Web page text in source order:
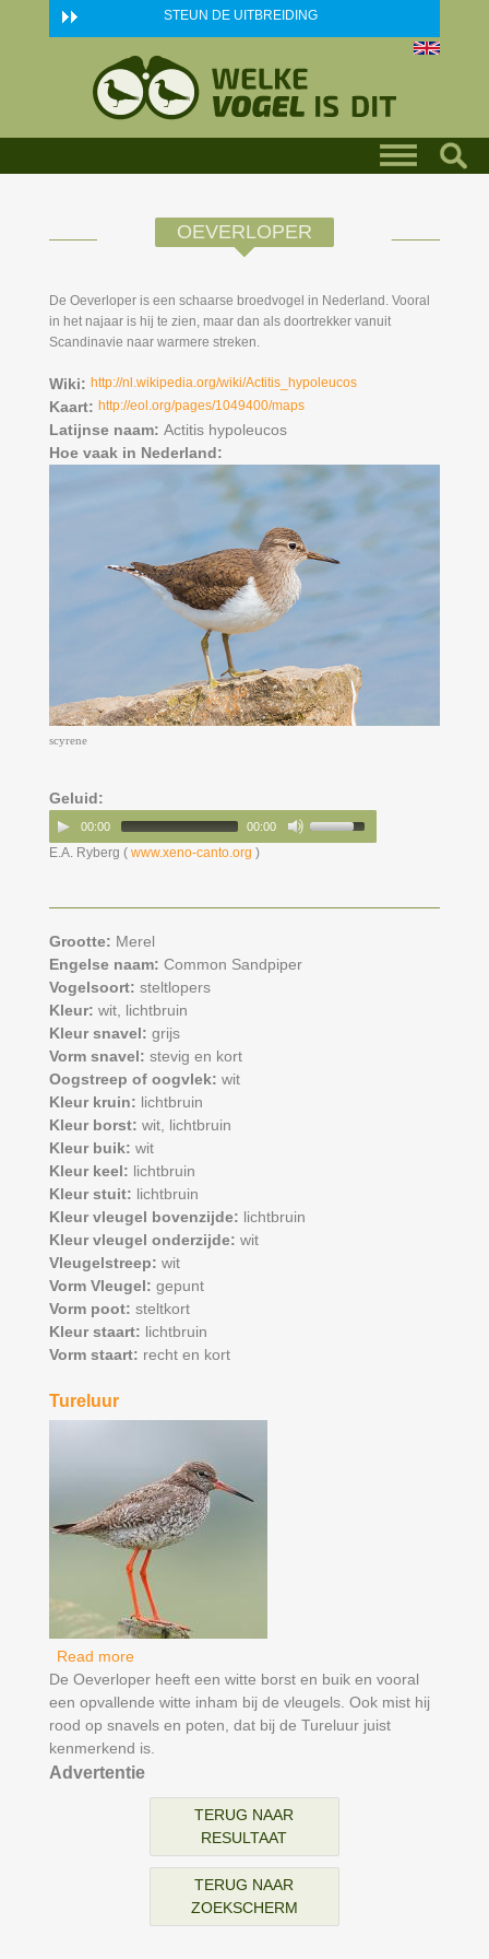
Skip to main content STEUN DE UITBREIDING
OEVERLOPER
De Oeverloper is een schaarse broedvogel in Nederland. Vooral
in het najaar is hij te zien, maar dan als doortrekker vanuit
Scandinavie naar warmere streken.
Wiki: http://nl.wikipedia.org/wiki/Actitis_hypoleucos
Kaart: http://eol.org/pages/1049400/maps
Latijnse naam: Actitis hypoleucos
Hoe vaak in Nederland:
scyrene
Geluid:
00:00 00:00
E.A. Ryberg ( www.xeno-canto.org )
Grootte: Merel
Engelse naam: Common Sandpiper
Vogelsoort: steltlopers
Kleur: wit, lichtbruin
Kleur snavel: grijs
Vorm snavel: stevig en kort
Oogstreep of oogvlek: wit
Kleur kruin: lichtbruin
Kleur borst: wit, lichtbruin
Kleur buik: wit
Kleur keel: lichtbruin
Kleur stuit: lichtbruin
Kleur vleugel bovenzijde: lichtbruin
Kleur vleugel onderzijde: wit
Vleugelstreep: wit
Vorm Vleugel: gepunt
Vorm poot: steltkort
Kleur staart: lichtbruin
Vorm staart: recht en kort
Tureluur
Read moreabout Tureluur
De Oeverloper heeft een witte borst en buik en vooral
een opvallende witte inham bij de vleugels. Ook mist hij
rood op snavels en poten, dat bij de Tureluur juist
kenmerkend is.
Advertentie
TERUG NAAR
RESULTAAT
TERUG NAAR
ZOEKSCHERM